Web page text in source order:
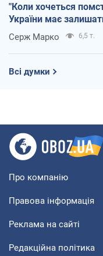
"Коли хочеться
України має
Серж Марко 6,5 т.
Всі думки
Про компанію
Правова інформація
Реклама на сайті
Редакційна політика